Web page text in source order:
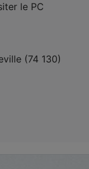
le PC
(74 130)